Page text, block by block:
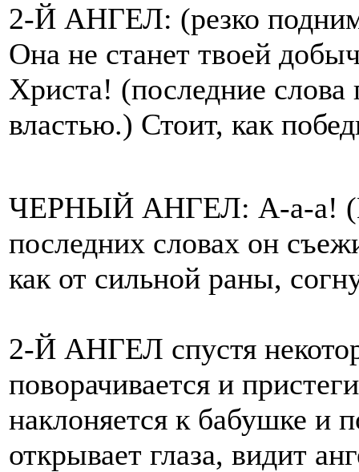
2-Й АНГЕЛ: (резко
Она не станет твоей
Христа! (последние слова
властью.) Стоит, как
ЧЕРНЫЙ АНГЕЛ: А-а-а!
последних словах он
как от сильной раны,
2-Й АНГЕЛ спустя
поворачивается и
наклоняется к бабушке и
открывает глаза, видит